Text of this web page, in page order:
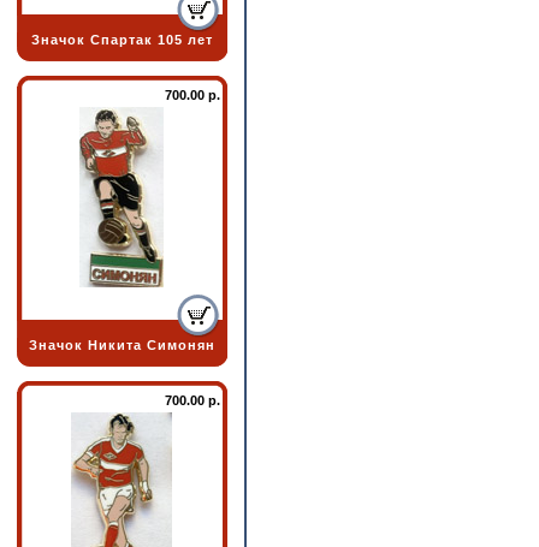
Значок Спартак 105 лет
700.00 р.
Значок Никита Симонян
700.00 р.